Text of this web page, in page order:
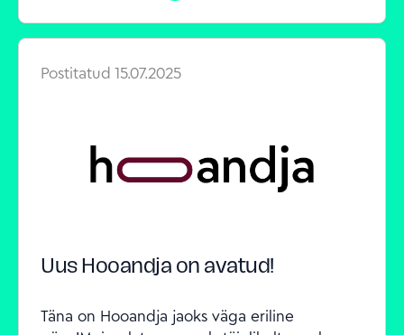
Postitatud 15.07.2025
Uus Hooandja on avatud!
Täna on Hooandja jaoks väga eriline